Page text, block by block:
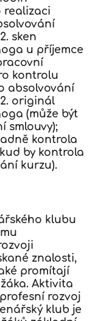
realizaci
sken
u příjemce
kontrolu
absolvování
originál
(může být
smlouvy);
kontrola
by kontrola
kurzu).
klubu
znalosti,
promítají
Aktivita
rozvoj
klub je